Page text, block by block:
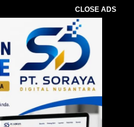
CLOSE ADS